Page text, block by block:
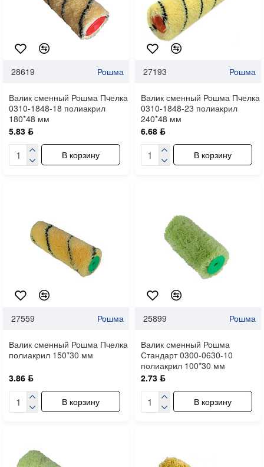
28619 Рошма
Валик сменный Рошма Пчелка
0310-1848-18 полиакрил
180*48 мм
5.83 ƃ
В корзину
27193 Рошма
Валик сменный Рошма Пчелка
0310-1848-23 полиакрил
240*48 мм
6.68 ƃ
В корзину
27559 Рошма
Валик сменный Рошма Пчелка
полиакрил 150*30 мм
3.86 ƃ
В корзину
25899 Рошма
Валик сменный Рошма
Стандарт 0300-0630-10
полиакрил 100*30 мм
2.73 ƃ
В корзину